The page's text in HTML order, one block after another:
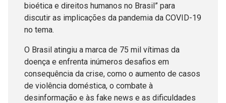
bioética e direitos humanos no Brasil” para
discutir as implicações da pandemia da COVID-19
no tema.
O Brasil atingiu a marca de 75 mil vítimas da
doença e enfrenta inúmeros desafios em
consequência da crise, como o aumento de casos
de violência doméstica, o combate à
desinformação e às fake news e as dificuldades